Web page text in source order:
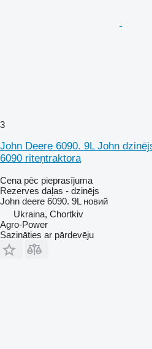
3
John Deere 6090. 9L John
6090 riteņtraktora
Cena pēc pieprasījuma
Rezerves daļas - dzinējs
John deere 6090. 9L новий
Ukraina, Chortkiv
Agro-Power
Sazināties ar pārdevēju